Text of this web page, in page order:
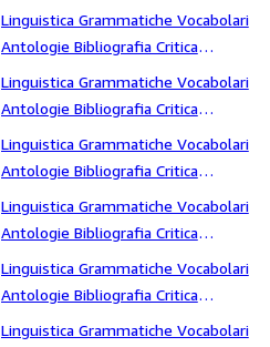
letteraria Storia letteraria Saggi
letterari Dialetti Storia e
Linguistica Grammatiche Vocabolari
Antologie Bibliografia Critica
letteraria Storia letteraria Saggi
letterari Dialetti storia e letteratura
Linguistica Grammatiche Vocabolari
Antologie Bibliografia Critica
letteraria Storia letteraria Saggi
letterari Dialetti storia Europa
Linguistica Grammatiche Vocabolari
Antologie Bibliografia Critica
letteraria Storia letteraria Saggi
letterari Dialetti storia letteraria
Linguistica Grammatiche Vocabolari
Antologie Bibliografia Critica
letteraria Storia letteraria Saggi
letterari Dialetti studi letterari
Linguistica Grammatiche Vocabolari
Antologie Bibliografia Critica
letteraria Storia letteraria Saggi
Linguistica Grammatiche Vocabolari